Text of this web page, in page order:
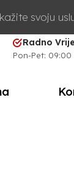
svoju
Radno
Pon-Pet: 09:00